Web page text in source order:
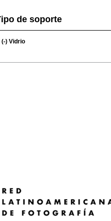
de soporte
(-) Vidrio